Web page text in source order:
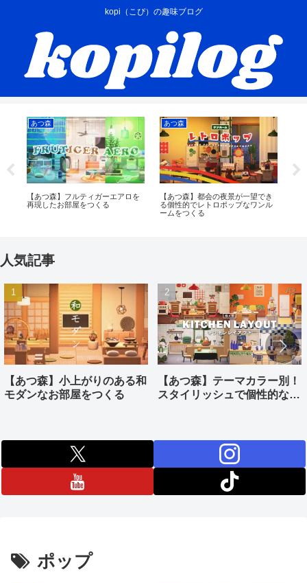
kopi（こぴ）の趣味ブログ
あつ森
【あつ森】フルティガーエアロを
再現したお部屋をつくる
あつ森
【あつ森】都会の夜景が一望でき
る個性的でレトロポップなワンル
ームをつくる
人気記事
【あつ森】小上がりのある和
モダンなお部屋をつくる
【あつ森】テーマカラー別！
スタイリッシュで個性的なキ
ポップ